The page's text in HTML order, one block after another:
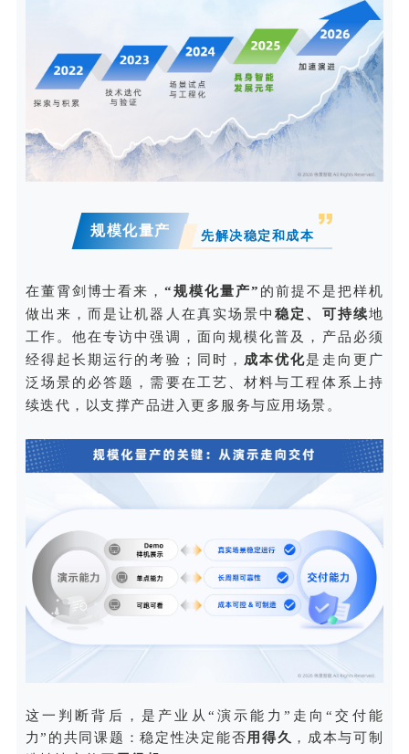
规模化量产 先解决稳定和成本
在董霄剑博士看来，“规模化量产” 的前提不是把样机
做出来，而是让机器人在真实场景中稳定、可持续地
工作。他在专访中强调，面向规模化普及，产品必须
经得起长期运行的考验；同时， 成本优化是走向更广
泛场景的必答题，需要在工艺、材料与工程体系上持
续迭代，以支撑产品进入更多服务与应用场景。
这一判断背后，是产业从“演示能力”走向“交付能
力”的共同课题：稳定性决定能否用得久 ，成本与可制